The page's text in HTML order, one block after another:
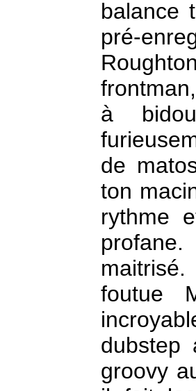
balance
pré-
à
de
ton
rythme
foutue
dubstep
groovy